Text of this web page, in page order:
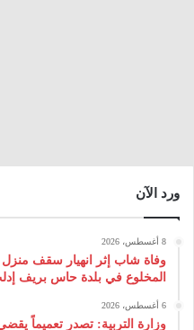
ورد الآن
8 أغسطس، 2026
وفاة شاب إثر انهيار سقف
المخلوع في بلدة حاس بريف
6 أغسطس، 2026
وزارة التربية: تصدر تعميماً